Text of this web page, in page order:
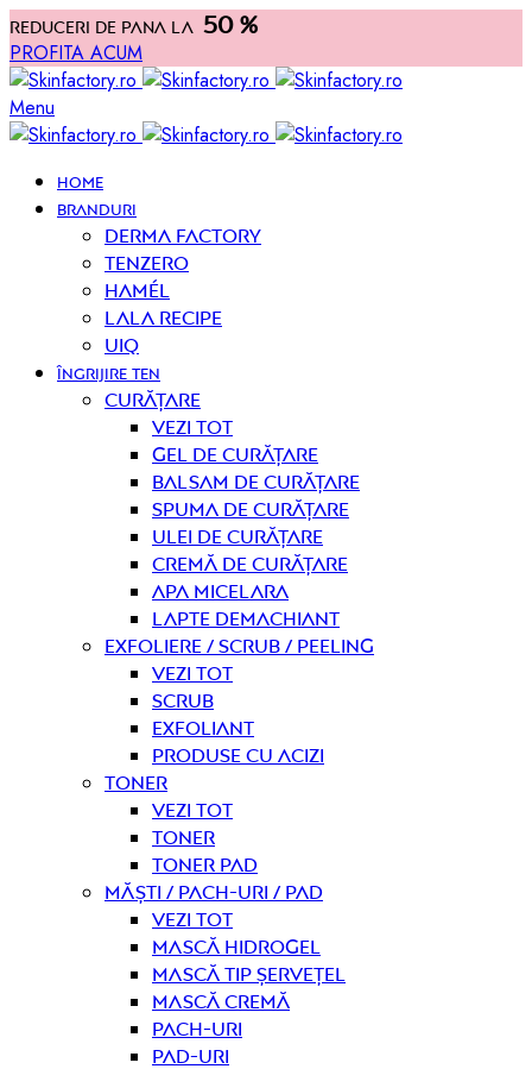
Reduceri de pana la 50 %
PROFITA ACUM
Menu
HOME
BRANDURI
Derma Factory
Tenzero
Hamél
Lala Recipe
UIQ
ÎNGRIJIRE TEN
curățare
Vezi tot
Gel de curățare
Balsam de curățare
Spuma de curățare
Ulei de curățare
Cremă de curățare
Apa micelara
Lapte demachiant
Exfoliere / Scrub / Peeling
Vezi tot
Scrub
Exfoliant
Produse cu acizi
Toner
Vezi tot
Toner
Toner pad
Măști / Pach-uri / Pad
Vezi tot
Mască hidrogel
Mască tip șervețel
Mască Cremă
Pach-uri
Pad-uri